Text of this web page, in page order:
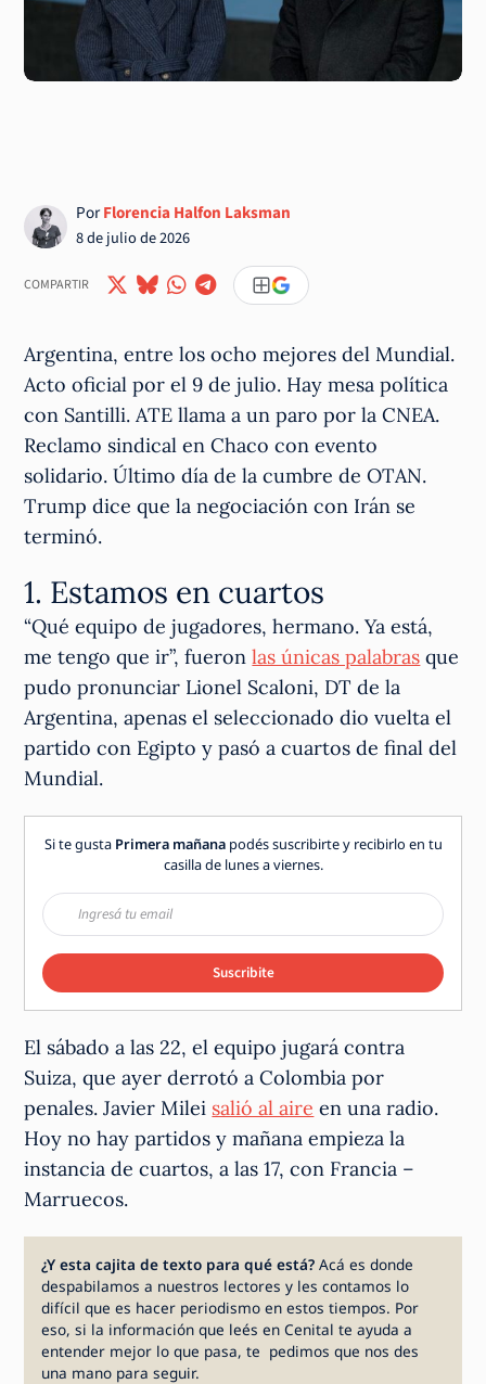
PorFlorencia Halfon Laksman
8 de julio de 2026
COMPARTIR
Argentina, entre los ocho mejores del Mundial.
Acto oficial por el 9 de julio. Hay mesa política
con Santilli. ATE llama a un paro por la CNEA.
Reclamo sindical en Chaco con evento
solidario. Último día de la cumbre de OTAN.
Trump dice que la negociación con Irán se
terminó.
1. Estamos en cuartos
“Qué equipo de jugadores, hermano. Ya está,
me tengo que ir”, fueronlas únicas palabras que
pudo pronunciar Lionel Scaloni, DT de la
Argentina, apenas el seleccionado dio vuelta el
partido con Egipto y pasó a cuartos de final del
Mundial.
Si te gusta Primera mañanapodés suscribirte y recibirlo en tu
casilla de lunes a viernes.
Suscribite
El sábado a las 22, el equipo jugará contra
Suiza, que ayer derrotó a Colombia por
penales. Javier Milei salió al aire en una radio.
Hoy no hay partidos y mañana empieza la
instancia de cuartos, a las 17, con Francia –
Marruecos.
¿Y esta cajita de texto para qué está?Acá es donde
despabilamos a nuestros lectores y les contamos lo
difícil que es hacer periodismo en estos tiempos. Por
eso, si la información que leés en Cenital te ayuda a
entender mejor lo que pasa, te pedimos que nos des
una mano para seguir.